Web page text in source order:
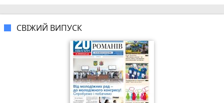
СВІЖИЙ ВИПУСК